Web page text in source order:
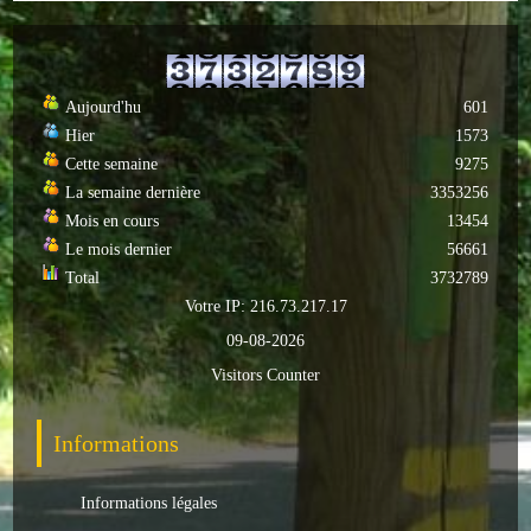
ACTUALITÉS
ECOLES
Ecole publique
Ecole privée
ASSOCIATIONS
Sportives
Loisirs et animations
Parents d'élèves
Aujourd'hu
Hier
Cette semaine
La semaine dernière
Mois en cours
Le mois dernier
Total
601
1573
9275
3353256
13454
56661
3732789
Votre IP: 216.73.217.17
09-08-2026
Visitors Counter
Informations
Informations légales